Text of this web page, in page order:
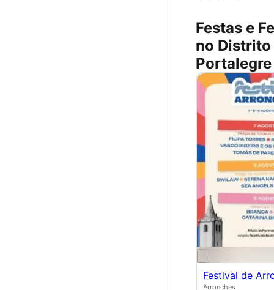
Festas e
no Distrito
Portalegre
Festival de
Arronches